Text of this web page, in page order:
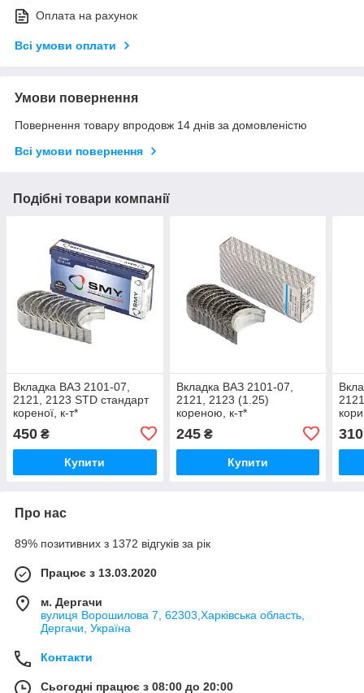
Оплата на рахунок
Всі умови оплати
Умови повернення
Повернення товару впродовж 14 днів за домовленістю
Всі умови повернення
Подібні товари компанії
Вкладка ВАЗ 2101-07,
2121, 2123 STD стандарт
кореної, к-т*
450 ₴
Купити
Вкладка ВАЗ 2101-07,
2121, 2123 (1.25)
кореною, к-т*
245₴
Купити
310
Про нас
89% позитивних з 1372 відгуків за рік
Працює з 13.03.2020
м. Дергачи
вулиця Ворошилова 7, 62303,Харківська область,
Дергачи, Україна
Контакти
Сьогодні працює з 08:00 до 20:00